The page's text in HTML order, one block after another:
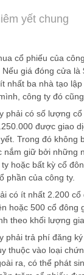
yết chung
cổ phiếu của
giá đóng cửa là
nhất ba nhà tạo
công ty đó
phải có số lượng
được giao
Trong đó không
nắm giữ bởi những
hoặc bất kỳ cổ
phần của công ty.
có ít nhất 2.200
hoặc 500 cổ đông
theo khối lượng
phải trả phí đăng
thuộc vào loại
ra, có thể phát